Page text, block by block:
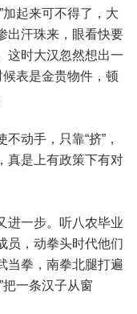
加起来可不得了，大
出汗珠来，眼看快要
这时大汉忽然想出一
候表是金贵物件，顿
动手，只靠“挤”，
真是上有政策下有对
一步。听八农毕业
员，动拳头时代他们
当拳，南拳北腿打遍
把一条汉子从窗